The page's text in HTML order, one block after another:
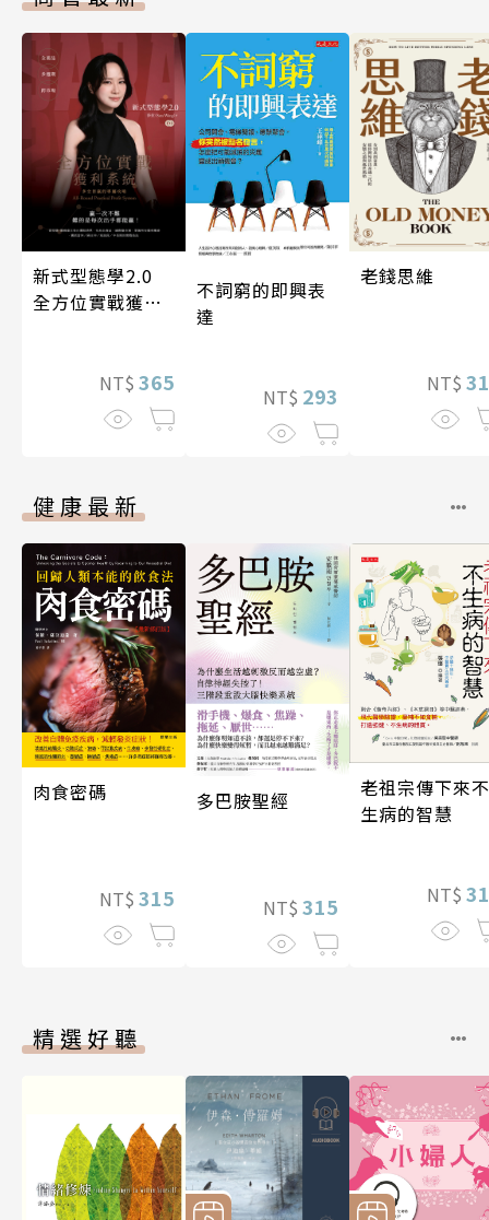
新式型態學2.0
全方位實戰獲利
NT$ 365
不詞窮的即興表
達
NT$ 293
老錢思維
NT$
健康最新
肉食密碼
NT$ 315
多巴胺聖經
NT$ 315
老祖宗傳下來不
生病的智慧
NT$
精選好聽